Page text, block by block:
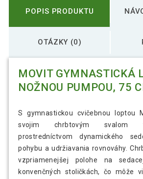
POPIS PRODUKTU
OTÁZKY (0)
MOVIT GYMNASTICKÁ
NOŽNOU PUMPOU, 75
S gymnastickou cvičebnou loptou
svojim chrbtovým svalom
prostredníctvom dynamického
pohybu a udržiavania rovnováhy.
vzpriamenejšej polohe na
konvenčných stoličkách, čo môže